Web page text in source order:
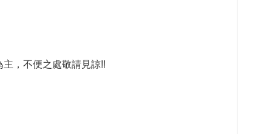
，不便之處敬請見諒!!